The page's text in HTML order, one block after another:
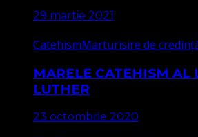
29 martie 2021
CatehismMarturisire de
MARELE CATEHISM AL
LUTHER
23 octombrie 2020